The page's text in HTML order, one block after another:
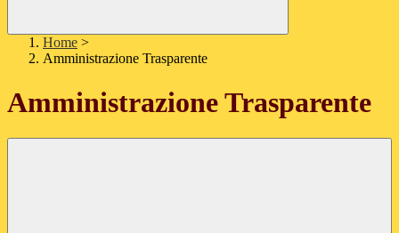
Home >
Amministrazione Trasparente
Amministrazione Trasparente